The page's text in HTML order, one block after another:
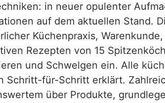
in neuer opulenter
auf dem aktuellen Stand.
Küchenpraxis,
Rezepten von 15
und Schwelgen ein. Alle
Schritt-für-Schritt erklärt.
über Produkte,